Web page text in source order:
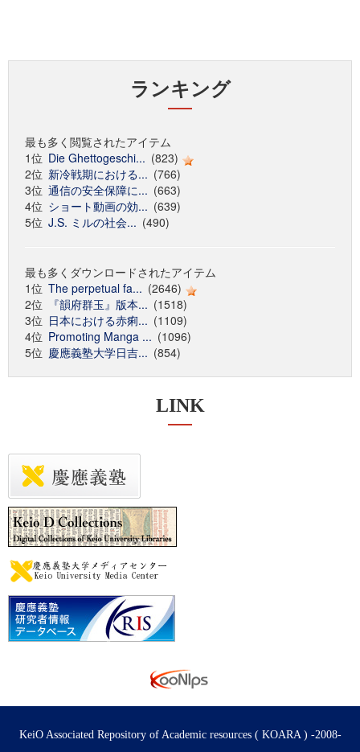
ランキング
最も多く閲覧されたアイテム
1位 Die Ghettogeschi... (823)
2位 新冷戦期における... (766)
3位 通信の安全保障に... (663)
4位 ショート動画の効... (639)
5位 J.S. ミルの社会... (490)
最も多くダウンロードされたアイテム
1位 The perpetual fa... (2646)
2位
『韻府群玉』版本... (1518)
3位 日本における赤痢... (1109)
4位 Promoting Manga ... (1096)
5位 慶應義塾大学日吉... (854)
LINK
KeiO Associated Repository of Academic resources ( KOARA ) -2008-